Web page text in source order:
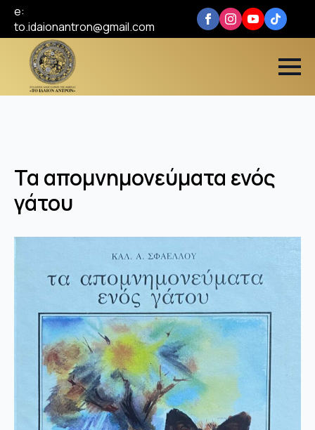
e:
to.idaionantron@gmail.com
Τα απομνημονεύματα ενός
γάτου